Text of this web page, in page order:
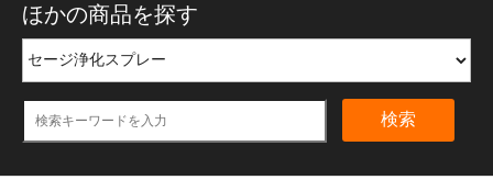
ほかの商品を探す
検索